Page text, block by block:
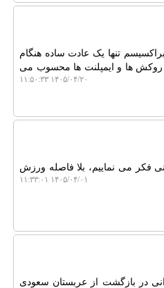
تنها یک عادت ساده هنگام
روکش ها و ایمپلنت ها محسوب می
۱۴۰۵/۰۴/۲۰ ۱۱:۵۰:۳۳
فکر می نماییم، بلا فاصله ورزش
۱۴۰۵/۰۴/۰۱ ۱۱:۳۳:۰۱
در بازگشت از عربستان سعودی